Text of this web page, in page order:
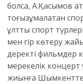
болсақ, А.Қасымов
тоғызқұмалақтан
ұлттық спорт
мен гір көтеру
деректі фильмдер
мерекелік
жиынға